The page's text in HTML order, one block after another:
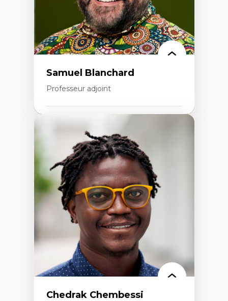
Samuel Blanchard
Professeur adjoint
Didactique des sciences – processus
d’enquête et culture scientifique
Éducation en milieu minoritaire –
construction identitaire et conscience
critique
Technologies éducatives – ludification et
programmation pédagogique
La langue dans toutes les matières –
environnement discursif et langage
scientifique
Chedrak Chembessi